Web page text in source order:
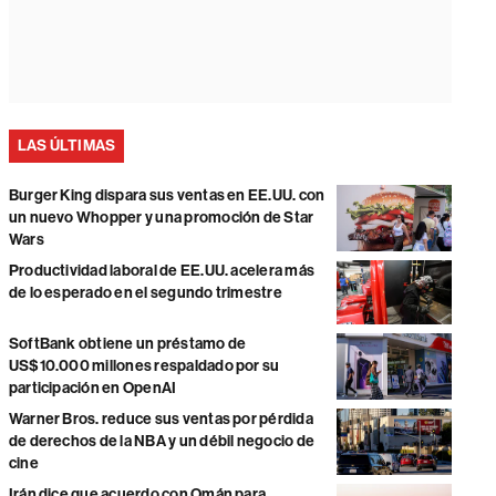
LAS ÚLTIMAS
Burger King dispara sus ventas en EE.UU. con
un nuevo Whopper y una promoción de Star
Wars
Productividad laboral de EE.UU. acelera más
de lo esperado en el segundo trimestre
SoftBank obtiene un préstamo de
US$10.000 millones respaldado por su
participación en OpenAI
Warner Bros. reduce sus ventas por pérdida
de derechos de la NBA y un débil negocio de
cine